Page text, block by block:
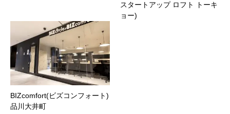
スタートアップ ロフト トーキ
ョー)
BIZcomfort(ビズコンフォート)
品川大井町